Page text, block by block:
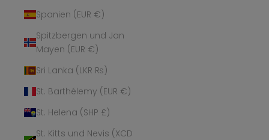
Spanien (EUR €)
Spitzbergen und Jan
Mayen (EUR €)
Sri Lanka (LKR ₨)
St. Barthélemy (EUR €)
St. Helena (SHP £)
St. Kitts und Nevis (XCD